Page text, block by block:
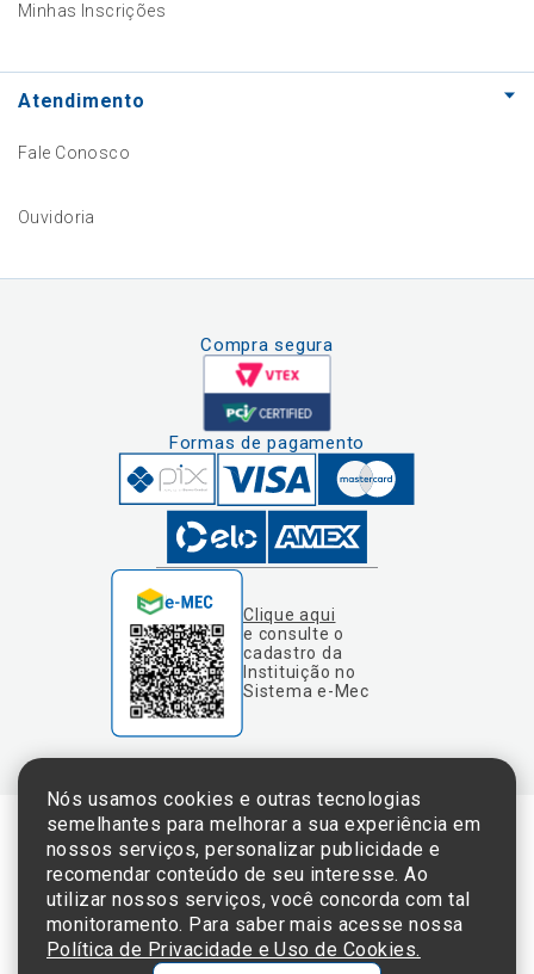
Minhas Inscrições
Atendimento
Fale Conosco
Ouvidoria
Compra segura
Formas de pagamento
Clique aqui
e consulte o
cadastro da
Instituição no
Sistema e-Mec
Termos de Uso e Política de Privacidade
©2025 Einstein Hospital Israelita - TODOS OS DIREITOS RESERVADOS
Nós usamos cookies e outras tecnologias
semelhantes para melhorar a sua experiência em
nossos serviços, personalizar publicidade e
recomendar conteúdo de seu interesse. Ao
utilizar nossos serviços, você concorda com tal
monitoramento. Para saber mais acesse nossa
Política de Privacidade e Uso de Cookies.